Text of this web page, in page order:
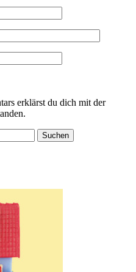
erklärst du dich mit der